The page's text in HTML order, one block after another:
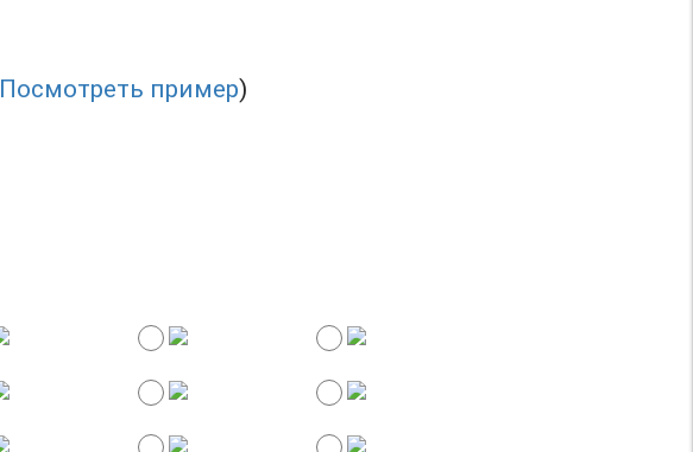
Посмотреть пример)